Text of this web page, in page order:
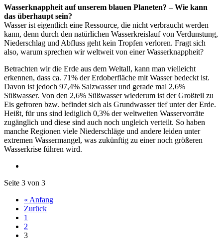
Wasserknappheit auf unserem blauen Planeten? – Wie kann
das überhaupt sein?
Wasser ist eigentlich eine Ressource, die nicht verbraucht werden
kann, denn durch den natürlichen Wasserkreislauf von Verdunstung,
Niederschlag und Abfluss geht kein Tropfen verloren. Fragt sich
also, warum sprechen wir weltweit von einer Wasserknappheit?
Betrachten wir die Erde aus dem Weltall, kann man vielleicht
erkennen, dass ca. 71% der Erdoberfläche mit Wasser bedeckt ist.
Davon ist jedoch 97,4% Salzwasser und gerade mal 2,6%
Süßwasser. Von den 2,6% Süßwasser wiederum ist der Großteil zu
Eis gefroren bzw. befindet sich als Grundwasser tief unter der Erde.
Heißt, für uns sind lediglich 0,3% der weltweiten Wasservorräte
zugänglich und diese sind auch noch ungleich verteilt. So haben
manche Regionen viele Niederschläge und andere leiden unter
extremen Wassermangel, was zukünftig zu einer noch größeren
Wasserkrise führen wird.
Seite 3 von 3
« Anfang
Zurück
1
2
3